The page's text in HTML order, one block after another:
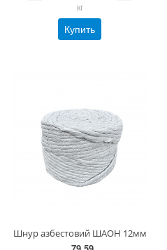
кг
Купить
Шнур азбестовий ШАОН 12мм